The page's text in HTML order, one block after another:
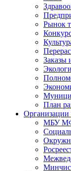
Рынок
Заказы
План
Организации
МБУ